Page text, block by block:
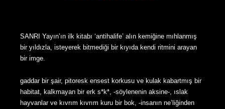
SANRI Yayın’ın ilk kitabı ‘antihalife’ alın kemiğine mıhlanmış
bir yıldızla, isteyerek bitmediği bir kıyıda kendi ritmini arayan
bir imge.
gaddar bir şair, pitoresk ensest korkusu ve kulak kabartmış bir
habitat, kalkmayan bir erk s*k*, -söylenenin aksine-, ıslak
hayvanlar ve kıvrım kıvrım kuru bir bok, -insanın ne’liğinden